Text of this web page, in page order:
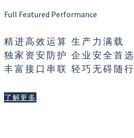
Full Featured Performance
精进高效运算 生产力满载
独家资安防护 企业安全首选
丰富接口串联 轻巧无碍随行
了解更多